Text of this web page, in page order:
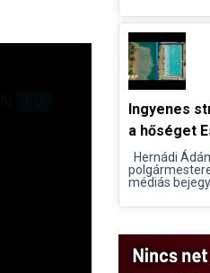
Ingyenes
a hőséget
Hernádi
médiás